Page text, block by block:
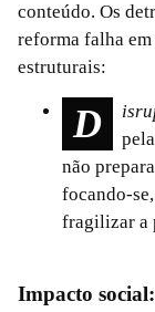
conteúdo. Os
reforma falha
estruturais:
não
focando-
fragilizar a
Impacto